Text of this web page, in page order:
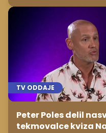
TV ODDAJE
Peter Poles delil
tekmovalce kviza